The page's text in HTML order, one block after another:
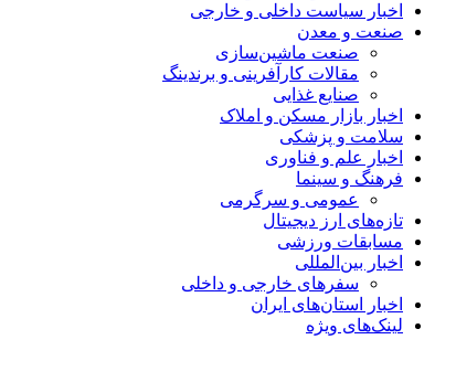
اخبار سیاست داخلی و خارجی
صنعت و معدن
صنعت ماشین‌سازی
مقالات کارآفرینی و برندینگ
صنایع غذایی
اخبار بازار مسکن و املاک
سلامت و پزشکی
اخبار علم و فناوری
فرهنگ و سینما
عمومی و سرگرمی
تازه‌های ارز دیجیتال
مسابقات ورزشی
اخبار بین‌المللی
سفرهای خارجی و داخلی
اخبار استان‌های ایران
لینک‌های ویژه